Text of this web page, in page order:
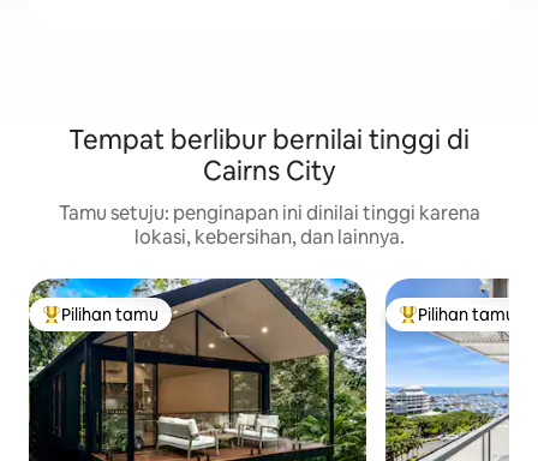
Tempat berlibur bernilai tinggi di
Cairns City
Tamu setuju: penginapan ini dinilai tinggi karena
lokasi, kebersihan, dan lainnya.
Pilihan tamu terpopuler
Pilihan tamu Pilihan tamu
Pilihan tamu